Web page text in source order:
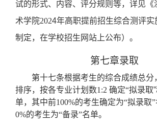
试的形式、内容、评分规则等，详见《
术学院2024年高职提前招生综合测评
制定，在学校招生网站上公布）。
第七章录取
第十七条根据考生的综合成绩总分
排序， 按各专业计划数1:2 确定“拟录取
单，其中前100%的考生确定为“拟录取
0%的考生为“备录”名单。